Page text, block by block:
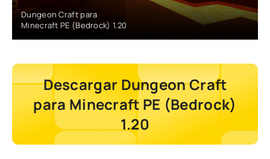
Dungeon Craft para
Minecraft PE (Bedrock) 1.20
Descargar Dungeon Craft
para Minecraft PE (Bedrock)
1.20